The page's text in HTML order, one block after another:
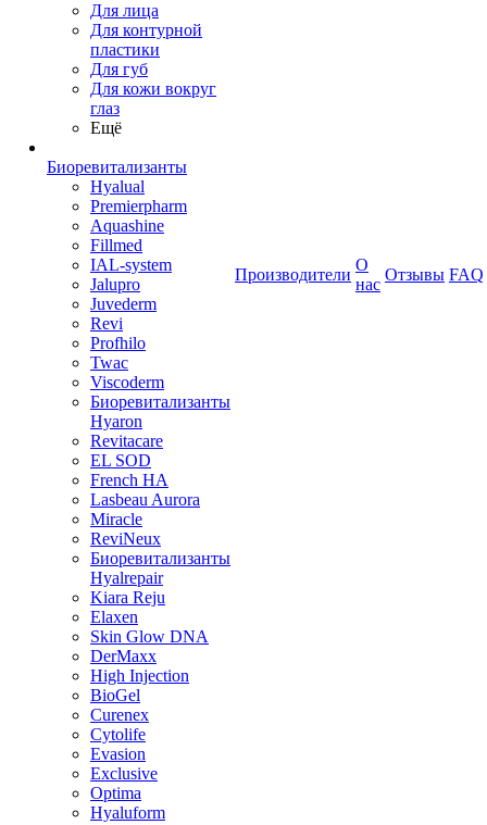
Для лица
Для контурной
пластики
Для губ
Для кожи вокруг
глаз
Ещё
Биоревитализанты
Hyalual
Premierpharm
Aquashine
Fillmed
IAL-system
Jalupro
Juvederm
Revi
Profhilo
Twac
Viscoderm
Биоревитализанты
Hyaron
Revitacare
EL SOD
French HA
Lasbeau Aurora
Miracle
ReviNeux
Биоревитализанты
Hyalrepair
Kiara Reju
Elaxen
Skin Glow DNA
DerMaxx
High Injection
BioGel
Curenex
Cytolife
Evasion
Exclusive
Optima
Hyaluform
Производители
О
нас
Отзывы FAQ